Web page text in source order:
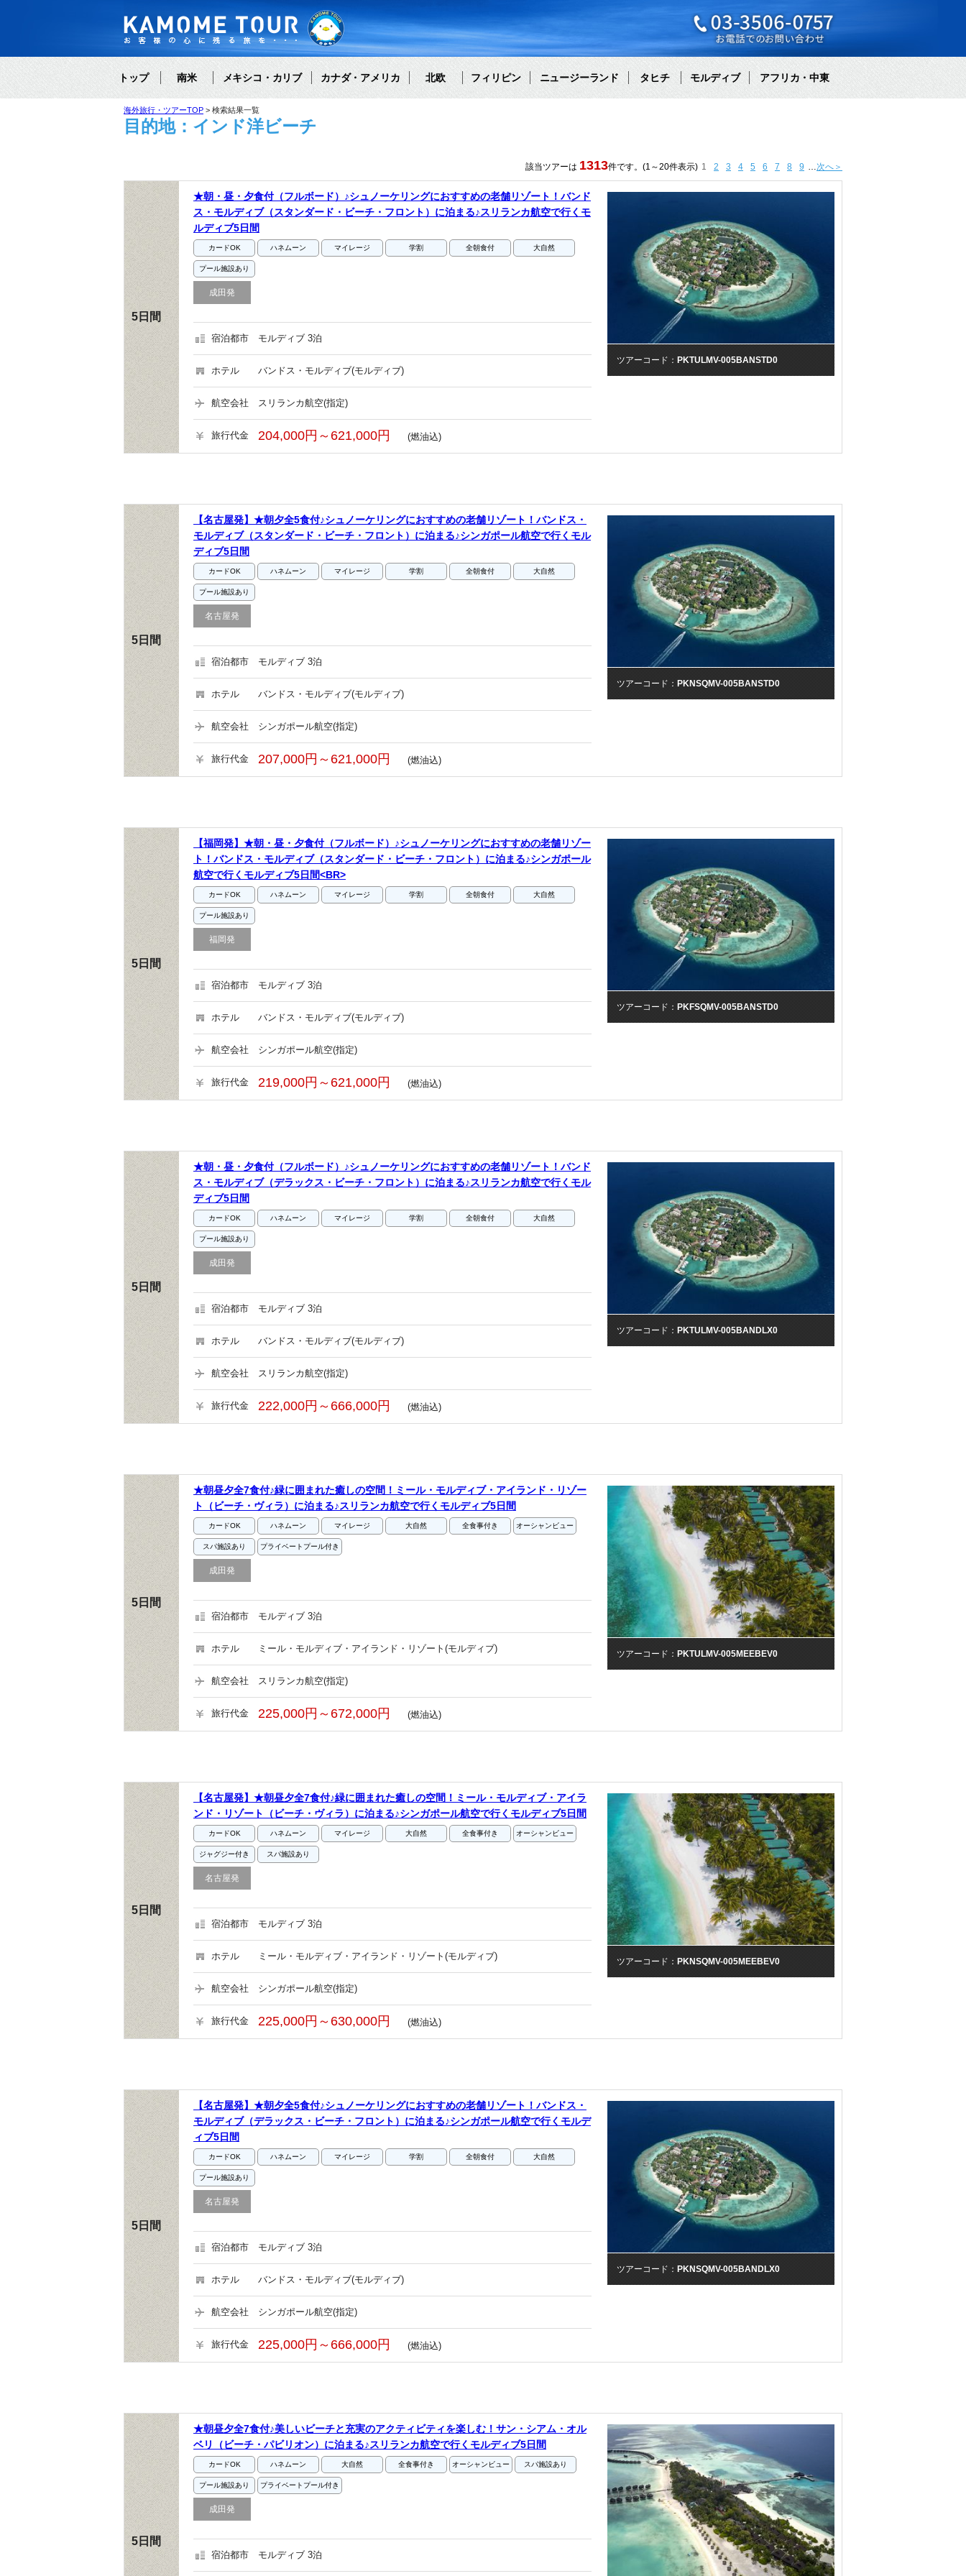
トップ 南米 メキシコ・カリブ カナダ・アメリカ 北欧 フィリピン ニュージーランド タヒチ モルディブ アフリカ・中東
海外旅行・ツアーTOP 検索結果一覧
目的地：インド洋ビーチ
該当ツアーは 1313件です。(1～20件表示) 1 2 3 4 5 6 7 8 9 …次へ＞
5日間
★朝・昼・夕食付（フルボード）♪シュノーケリングにおすすめの老舗リゾート！バンド
ス・モルディブ（スタンダード・ビーチ・フロント）に泊まる♪スリランカ航空で行くモ
ルディブ5日間
カードOK ハネムーン マイレージ 学割 全朝食付 大自然
プール施設あり
成田発
宿泊都市 モルディブ 3泊
ホテル バンドス・モルディブ(モルディブ)
航空会社 スリランカ航空(指定)
旅行代金 204,000円～621,000円 (燃油込)
ツアーコード：PKTULMV-005BANSTD0
5日間
【名古屋発】★朝夕全5食付♪シュノーケリングにおすすめの老舗リゾート！バンドス・
モルディブ（スタンダード・ビーチ・フロント）に泊まる♪シンガポール航空で行くモル
ディブ5日間
カードOK ハネムーン マイレージ 学割 全朝食付 大自然
プール施設あり
名古屋発
宿泊都市 モルディブ 3泊
ホテル バンドス・モルディブ(モルディブ)
航空会社 シンガポール航空(指定)
旅行代金 207,000円～621,000円 (燃油込)
ツアーコード：PKNSQMV-005BANSTD0
5日間
【福岡発】★朝・昼・夕食付（フルボード）♪シュノーケリングにおすすめの老舗リゾー
ト！バンドス・モルディブ（スタンダード・ビーチ・フロント）に泊まる♪シンガポール
航空で行くモルディブ5日間<BR>
カードOK ハネムーン マイレージ 学割 全朝食付 大自然
プール施設あり
福岡発
宿泊都市 モルディブ 3泊
ホテル バンドス・モルディブ(モルディブ)
航空会社 シンガポール航空(指定)
旅行代金 219,000円～621,000円 (燃油込)
ツアーコード：PKFSQMV-005BANSTD0
5日間
★朝・昼・夕食付（フルボード）♪シュノーケリングにおすすめの老舗リゾート！バンド
ス・モルディブ（デラックス・ビーチ・フロント）に泊まる♪スリランカ航空で行くモル
ディブ5日間
カードOK ハネムーン マイレージ 学割 全朝食付 大自然
プール施設あり
成田発
宿泊都市 モルディブ 3泊
ホテル バンドス・モルディブ(モルディブ)
航空会社 スリランカ航空(指定)
旅行代金 222,000円～666,000円 (燃油込)
ツアーコード：PKTULMV-005BANDLX0
5日間
★朝昼夕全7食付♪緑に囲まれた癒しの空間！ミール・モルディブ・アイランド・リゾー
ト（ビーチ・ヴィラ）に泊まる♪スリランカ航空で行くモルディブ5日間
カードOK ハネムーン マイレージ 大自然 全食事付き オーシャンビュー
スパ施設あり プライベートプール付き
成田発
宿泊都市 モルディブ 3泊
ホテル ミール・モルディブ・アイランド・リゾート(モルディブ)
航空会社 スリランカ航空(指定)
旅行代金 225,000円～672,000円 (燃油込)
ツアーコード：PKTULMV-005MEEBEV0
5日間
【名古屋発】★朝昼夕全7食付♪緑に囲まれた癒しの空間！ミール・モルディブ・アイラ
ンド・リゾート（ビーチ・ヴィラ）に泊まる♪シンガポール航空で行くモルディブ5日間
カードOK ハネムーン マイレージ 大自然 全食事付き オーシャンビュー
ジャグジー付き スパ施設あり
名古屋発
宿泊都市 モルディブ 3泊
ホテル ミール・モルディブ・アイランド・リゾート(モルディブ)
航空会社 シンガポール航空(指定)
旅行代金 225,000円～630,000円 (燃油込)
ツアーコード：PKNSQMV-005MEEBEV0
5日間
【名古屋発】★朝夕全5食付♪シュノーケリングにおすすめの老舗リゾート！バンドス・
モルディブ（デラックス・ビーチ・フロント）に泊まる♪シンガポール航空で行くモルデ
ィブ5日間
カードOK ハネムーン マイレージ 学割 全朝食付 大自然
プール施設あり
名古屋発
宿泊都市 モルディブ 3泊
ホテル バンドス・モルディブ(モルディブ)
航空会社 シンガポール航空(指定)
旅行代金 225,000円～666,000円 (燃油込)
ツアーコード：PKNSQMV-005BANDLX0
5日間
★朝昼夕全7食付♪美しいビーチと充実のアクティビティを楽しむ！サン・シアム・オル
ベリ（ビーチ・パビリオン）に泊まる♪スリランカ航空で行くモルディブ5日間
カードOK ハネムーン 大自然 全食事付き オーシャンビュー スパ施設あり
プール施設あり プライベートプール付き
成田発
宿泊都市 モルディブ 3泊